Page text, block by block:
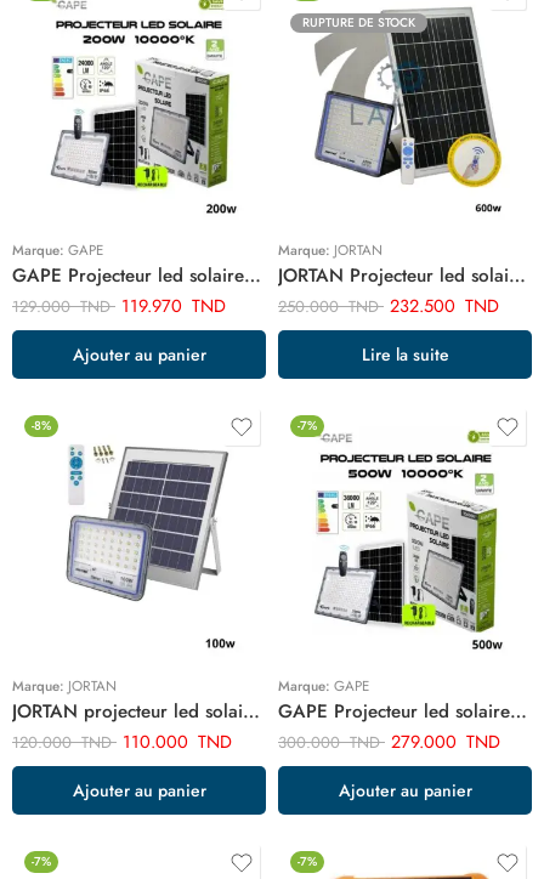
Marque: GAPE
GAPE Projecteur led solaire rechargeable 200w ART200W
129.000TND 119.970 TND
Ajouter au panier
RUPTURE DE STOCK
Marque: JORTAN
JORTAN Projecteur led solaire 600w ART03056
250.000TND 232.500 TND
Lire la suite
-8%
Marque: JORTAN
JORTAN projecteur led solaire 100w ART02029
120.000TND 110.000 TND
Ajouter au panier
-7%
Marque: GAPE
GAPE Projecteur led solaire rechargeable 500w ART500W
300.000TND 279.000 TND
Ajouter au panier
-7% -7%